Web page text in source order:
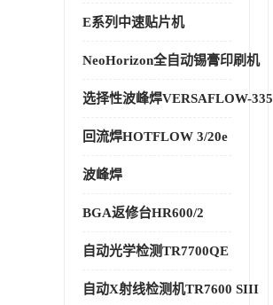
E系列中速贴片机
NeoHorizon全自动锡膏印刷机
选择性波峰焊VERSAFLOW-335
回流焊HOTFLOW 3/20e
波峰焊
BGA返修台HR600/2
自动光学检测TR7700QE
自动X射线检测机TR7600 SIII